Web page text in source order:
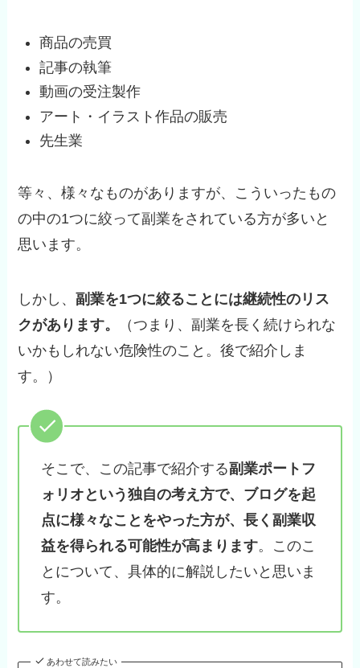
商品の売買
記事の執筆
動画の受注製作
アート・イラスト作品の販売
先生業
等々、様々なものがありますが、こういったもの
の中の1つに絞って副業をされている方が多いと
思います。
しかし、副業を1つに絞ることには継続性のリス
クがあります。
（つまり、副業を長く続けられな
いかもしれない危険性のこと。後で紹介しま
す。）
そこで、この記事で紹介する副業ポートフ
ォリオという独自の考え方で、ブログを起
点に様々なことをやった方が、長く副業収
益を得られる可能性が高まります。このこ
とについて、具体的に解説したいと思いま
す。
あわせて読みたい